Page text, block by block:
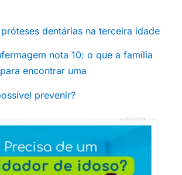
dentárias na terceira idade
nota 10: o que a família
encontrar uma
prevenir?